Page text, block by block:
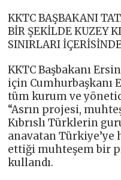
KKTC BAŞBAKANI
BİR ŞEKİLDE KUZEY
SINIRLARI
KKTC Başbakanı
için Cumhurbaşkanı
tüm kurum ve
“Asrın projesi,
Kıbrıslı Türklerin
anavatan Türkiye’ye
ettiği muhteşem bir
kullandı.